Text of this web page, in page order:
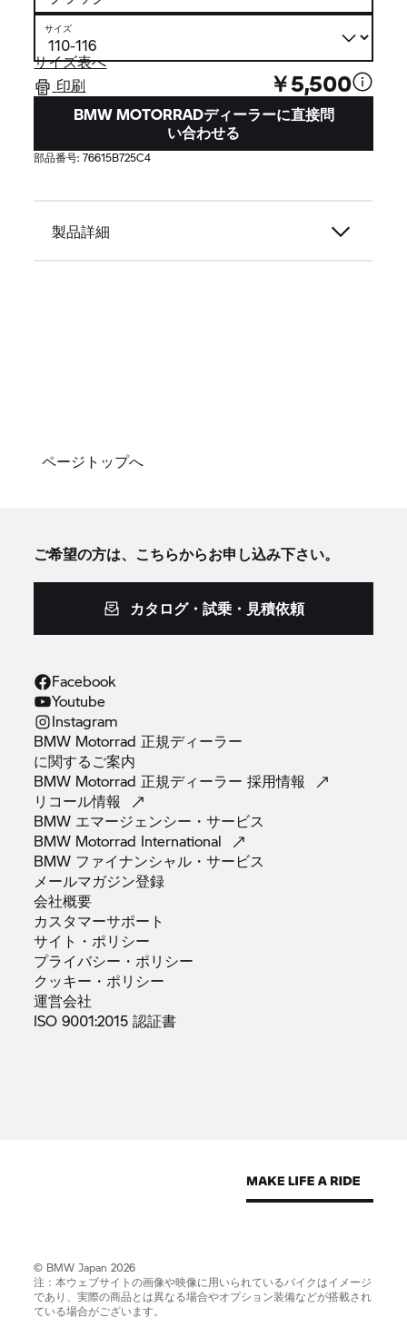
サイズ
サイズ表へ
印刷
￥5,500
BMW MOTORRADディーラーに直接問
い合わせる
部品番号:76615B725C4
製品詳細
ページトップへ
ご希望の方は、こちらからお申し込み下さい。
カタログ・試乗・見積依頼
Facebook
Youtube
Instagram
BMW Motorrad 正規ディーラー
に関するご案内
BMW Motorrad 正規ディーラー採用情報
リコール情報
BMW エマージェンシー・サービス
BMW Motorrad International
BMW ファイナンシャル・サービス
メールマガジン登録
会社概要
カスタマーサポート
サイト・ポリシー
プライバシー・ポリシー
クッキー・ポリシー
運営会社
ISO 9001:2015認証書
© BMW Japan 2026
注：本ウェブサイトの画像や映像に用いられているバイクはイメージ
であり、実際の商品とは異なる場合やオプション装備などが搭載され
ている場合がございます。